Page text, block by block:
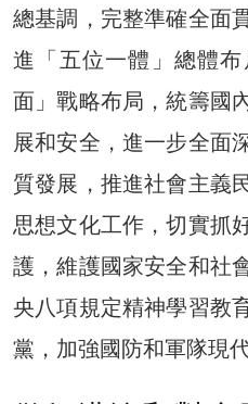
總基調，完整準確全面
進「五位一體」總體
面」戰略布局，統籌國
展和安全，進一步全面
質發展，推進社會主義
思想文化工作，切實抓
護，維護國家安全和社
央八項規定精神學習教
黨，加強國防和軍隊現代